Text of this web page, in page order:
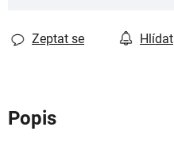
Zeptat se Hlídat
Popis